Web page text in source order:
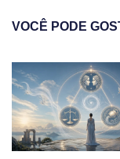
VOCÊ PODE